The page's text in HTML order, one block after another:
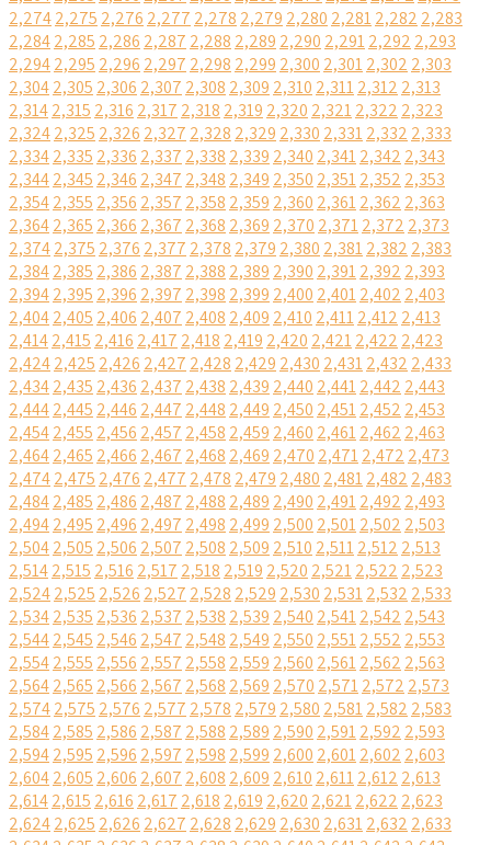
2,2742,275 2,276 2,277 2,278 2,279 2,280 2,2812,282 2,283
2,2842,285 2,286 2,287 2,288 2,289 2,290 2,2912,292 2,293
2,2942,295 2,296 2,297 2,298 2,299 2,300 2,3012,302 2,303
2,3042,305 2,306 2,307 2,308 2,309 2,310 2,3112,312 2,313
2,3142,315 2,316 2,317 2,318 2,319 2,320 2,3212,322 2,323
2,3242,325 2,326 2,327 2,328 2,329 2,330 2,3312,332 2,333
2,3342,335 2,336 2,337 2,338 2,339 2,340 2,3412,342 2,343
2,3442,345 2,346 2,347 2,348 2,349 2,350 2,3512,352 2,353
2,3542,355 2,356 2,357 2,358 2,359 2,360 2,3612,362 2,363
2,3642,365 2,366 2,367 2,368 2,369 2,370 2,3712,372 2,373
2,3742,375 2,376 2,377 2,378 2,379 2,380 2,3812,382 2,383
2,3842,385 2,386 2,387 2,388 2,389 2,390 2,3912,392 2,393
2,3942,395 2,396 2,397 2,398 2,399 2,400 2,4012,402 2,403
2,4042,405 2,406 2,407 2,408 2,409 2,410 2,4112,412 2,413
2,4142,415 2,416 2,417 2,418 2,419 2,420 2,4212,422 2,423
2,4242,425 2,426 2,427 2,428 2,429 2,430 2,4312,432 2,433
2,4342,435 2,436 2,437 2,438 2,439 2,440 2,4412,442 2,443
2,4442,445 2,446 2,447 2,448 2,449 2,450 2,4512,452 2,453
2,4542,455 2,456 2,457 2,458 2,459 2,460 2,4612,462 2,463
2,4642,465 2,466 2,467 2,468 2,469 2,470 2,4712,472 2,473
2,4742,475 2,476 2,477 2,478 2,479 2,480 2,4812,482 2,483
2,4842,485 2,486 2,487 2,488 2,489 2,490 2,4912,492 2,493
2,4942,495 2,496 2,497 2,498 2,499 2,500 2,5012,502 2,503
2,5042,505 2,506 2,507 2,508 2,509 2,510 2,5112,512 2,513
2,5142,515 2,516 2,517 2,518 2,519 2,520 2,5212,522 2,523
2,5242,525 2,526 2,527 2,528 2,529 2,530 2,5312,532 2,533
2,5342,535 2,536 2,537 2,538 2,539 2,540 2,5412,542 2,543
2,5442,545 2,546 2,547 2,548 2,549 2,550 2,5512,552 2,553
2,5542,555 2,556 2,557 2,558 2,559 2,560 2,5612,562 2,563
2,5642,565 2,566 2,567 2,568 2,569 2,570 2,5712,572 2,573
2,5742,575 2,576 2,577 2,578 2,579 2,580 2,5812,582 2,583
2,5842,585 2,586 2,587 2,588 2,589 2,590 2,5912,592 2,593
2,5942,595 2,596 2,597 2,598 2,599 2,600 2,6012,602 2,603
2,6042,605 2,606 2,607 2,608 2,609 2,610 2,6112,612 2,613
2,6142,615 2,616 2,617 2,618 2,619 2,620 2,6212,622 2,623
2,6242,625 2,626 2,627 2,628 2,629 2,630 2,6312,632 2,633